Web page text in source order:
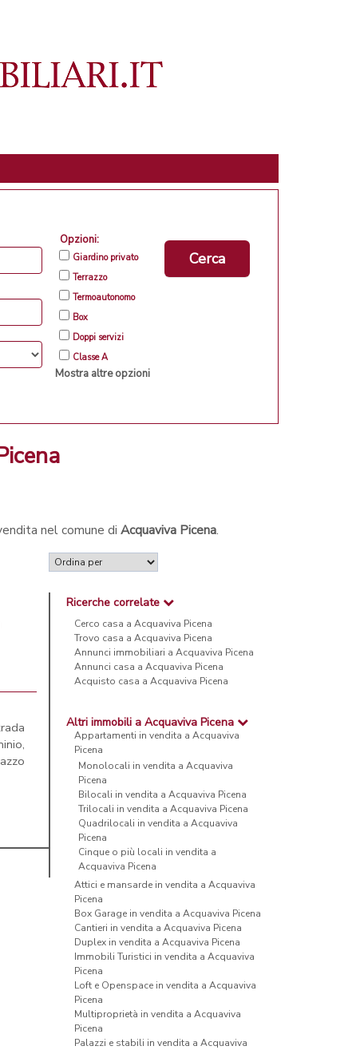
Opzioni:
Giardino privato
Terrazzo
Termoautonomo
Box
Doppi servizi
Classe A
Mostra altre opzioni
Cerca
nel comune di Acquaviva Picena.
Ricerche correlate
Cerco casa a Acquaviva Picena
Trovo casa a Acquaviva Picena
Annunci immobiliari a Acquaviva Picena
Annunci casa a Acquaviva Picena
Acquisto casa a Acquaviva Picena
Altri immobili a Acquaviva Picena
Appartamenti in vendita a Acquaviva
Picena
Monolocali in vendita a Acquaviva
Picena
Bilocali in vendita a Acquaviva Picena
Trilocali in vendita a Acquaviva Picena
Quadrilocali in vendita a Acquaviva
Picena
Cinque o più locali in vendita a
Acquaviva Picena
Attici e mansarde in vendita a Acquaviva
Picena
Box Garage in vendita a Acquaviva Picena
Cantieri in vendita a Acquaviva Picena
Duplex in vendita a Acquaviva Picena
Immobili Turistici in vendita a Acquaviva
Picena
Loft e Openspace in vendita a Acquaviva
Picena
Multiproprietà in vendita a Acquaviva
Picena
Palazzi e stabili in vendita a Acquaviva